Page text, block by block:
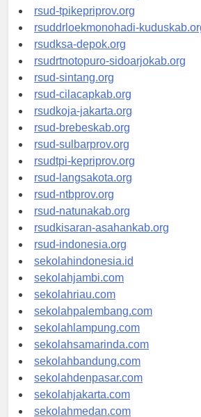
rsud-simeuluekab.org
rsud-tpikepriprov.org
rsuddrloekmonohadi-kuduskab.org
rsudksa-depok.org
rsudrtnotopuro-sidoarjokab.org
rsud-sintang.org
rsud-cilacapkab.org
rsudkoja-jakarta.org
rsud-brebeskab.org
rsud-sulbarprov.org
rsudtpi-kepriprov.org
rsud-langsakota.org
rsud-ntbprov.org
rsud-natunakab.org
rsudkisaran-asahankab.org
rsud-indonesia.org
sekolahindonesia.id
sekolahjambi.com
sekolahriau.com
sekolahpalembang.com
sekolahlampung.com
sekolahsamarinda.com
sekolahbandung.com
sekolahdenpasar.com
sekolahjakarta.com